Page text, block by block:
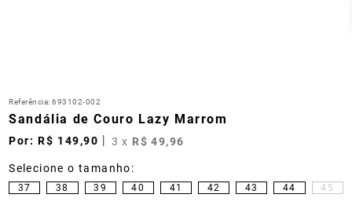
Referência:693102-002
Sandália de Couro Lazy Marrom
R$ 149,90 3 x R$ 49,96
37 38 39 40 41 42 43 44 45